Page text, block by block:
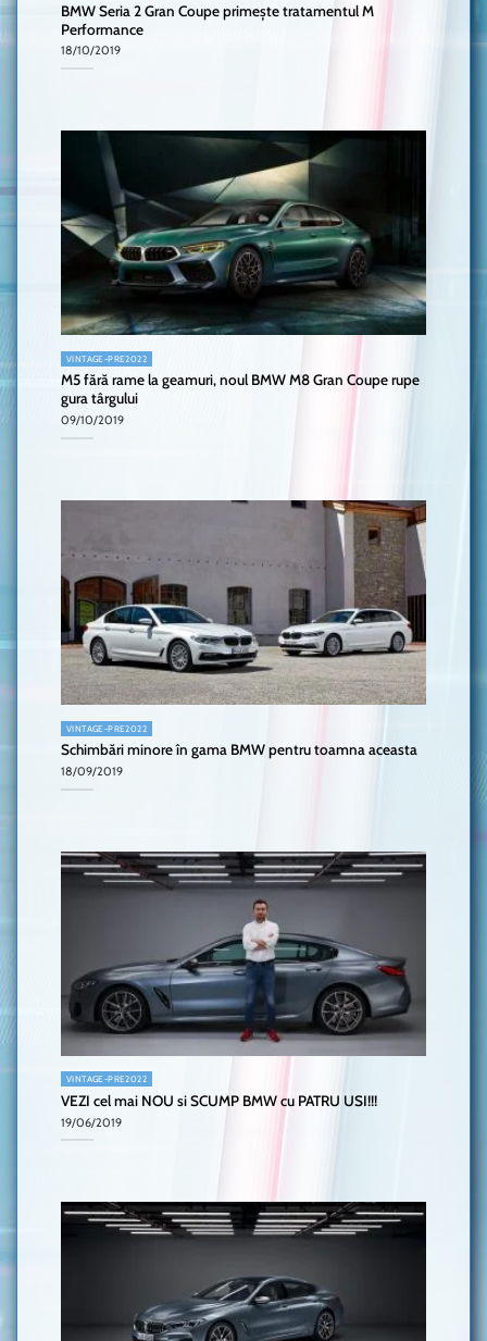
BMW Seria 2 Gran Coupe primește tratamentul M
Performance
18/10/2019
VINTAGE-PRE2022
M5 fără rame la geamuri, noul BMW M8 Gran Coupe rupe
gura târgului
09/10/2019
VINTAGE-PRE2022
Schimbări minore în gama BMW pentru toamna aceasta
18/09/2019
VINTAGE-PRE2022
VEZI cel mai NOU si SCUMP BMW cu PATRU USI!!!
19/06/2019